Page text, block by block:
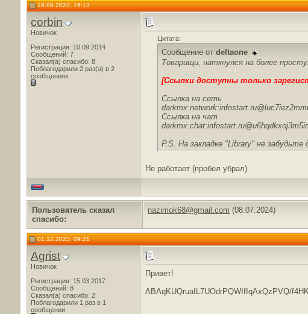
19.08.2023, 16:13
corbin
Новичок
Регистрация: 10.09.2014
Сообщений: 7
Сказал(а) спасибо: 8
Поблагодарили 2 раз(а) в 2
сообщениях
Цитата:
Сообщение от deltaone
Товарищи, наткнулся на более
[Ссылки доступны только
Ссылка на сеть
Ссылка на чат
P.S. На закладке "Library" не забудьте
Не работает (пробел убрал)
Пользователь сказал
cпасибо:
nazimok68@gmail.com (08.07.2024)
01.12.2023, 09:21
Agrist
Новичок
Регистрация: 15.03.2017
Сообщений: 8
Сказал(а) спасибо: 2
Поблагодарили 1 раз в 1
сообщении
Привет!
ABAqKUQruaIL7UOdrPQWIfIqAxQzPVQ/